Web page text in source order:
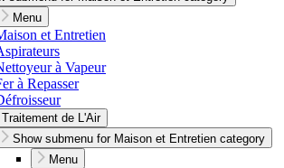
Menu
et Entretien
à Vapeur
à Repasser
Traitement de L'Air
Show submenu for Maison et Entretien category
Menu